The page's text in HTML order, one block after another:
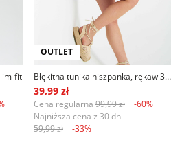
fit
OUTLET
Błękitna tunika hiszpanka, rękaw 3/4
39,99 zł
Cena regularna 99,99 zł
-60%
Najniższa cena z 30 dni
59,99 zł
-33%